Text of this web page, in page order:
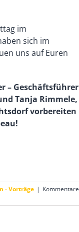
im
sich im
uns auf Euren
– Geschäftsführer
Tanja Rimmele,
vorbereiten
- Vorträge | Kommentare